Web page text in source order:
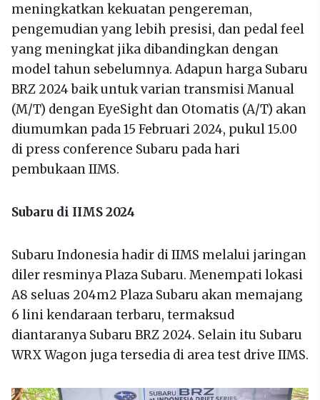
meningkatkan kekuatan pengereman,
pengemudian yang lebih presisi, dan pedal feel
yang meningkat jika dibandingkan dengan
model tahun sebelumnya. Adapun harga Subaru
BRZ 2024 baik untuk varian transmisi Manual
(M/T) dengan EyeSight dan Otomatis (A/T) akan
diumumkan pada 15 Februari 2024, pukul 15.00
di press conference Subaru pada hari
pembukaan IIMS.
Subaru di IIMS 2024
Subaru Indonesia hadir di IIMS melalui jaringan
diler resminya Plaza Subaru. Menempati lokasi
A8 seluas 204m2 Plaza Subaru akan memajang
6 lini kendaraan terbaru, termaksud
diantaranya Subaru BRZ 2024. Selain itu Subaru
WRX Wagon juga tersedia di area test drive IIMS.